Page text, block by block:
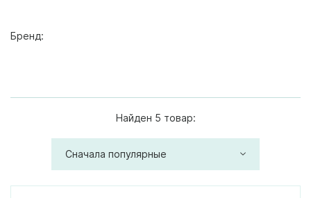
Бренд:
Найден 5 товар:
Сначала популярные